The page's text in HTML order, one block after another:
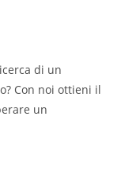
di un
Con noi ottieni il
un